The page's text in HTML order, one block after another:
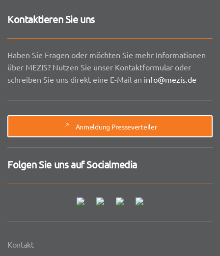
Kontaktieren Sie uns
Haben Sie Fragen oder möchten Sie mehr Informationen
über MEZIS? Nutzen Sie unser Kontaktformular oder
schreiben Sie uns direkt eine E-Mail an info@mezis.de
Anmeldung Presseverteiler
Folgen Sie uns auf Socialmedia
Kontakt